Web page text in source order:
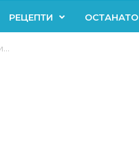
РЕЦЕПТИ ОСТАНАТО